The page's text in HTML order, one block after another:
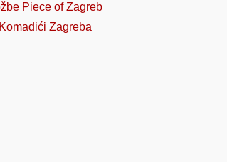
Piece of Zagreb
Zagreba